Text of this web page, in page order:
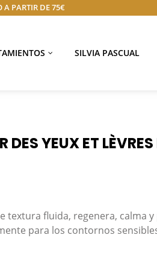
A PARTIR DE 75€
SILVIA PASCUAL
DES YEUX ET
textura fluida, regenera, calma
para los contornos